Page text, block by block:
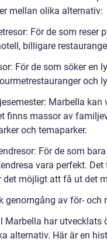
mellan olika alternativ:
För de som reser
billigare
För de som söker en
och
Marbella
finns massor av
och temaparker.
För de som
vara perfekt.
det möjligt att få ut det
genomgång av för- och
Marbella har utvecklats
alternativ. Här är en